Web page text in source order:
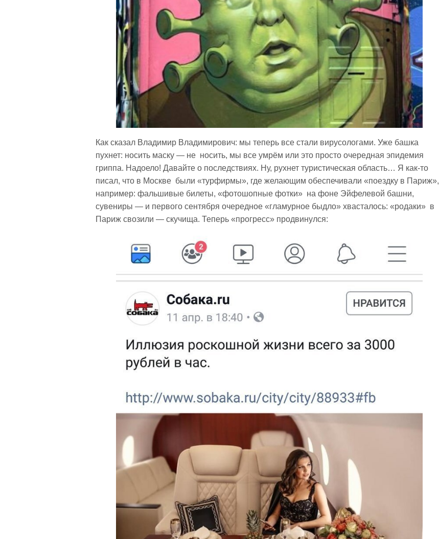
Как сказал Владимир Владимирович: мы теперь все стали вирусологами. Уже башка
пухнет: носить маску — не носить, мы все умрём или это просто очередная эпидемия
гриппа. Надоело! Давайте о последствиях. Ну, рухнет туристическая область… Я как-то
писал, что в Москве были «турфирмы», где желающим обеспечивали «поездку в Париж»,
например: фальшивые билеты, «фотошопные фотки» на фоне Эйфелевой башни,
сувениры — и первого сентября очередное «гламурное быдло» хвасталось: «родаки» в
Париж свозили — скучища. Теперь «прогресс» продвинулся: